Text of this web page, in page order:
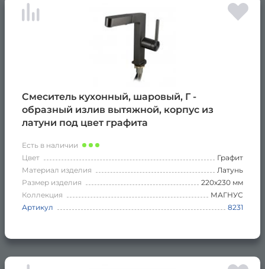
Смеситель кухонный, шаровый, Г -
образный излив вытяжной, корпус из
латуни под цвет графита
Есть в наличии
Цвет
Графит
Материал изделия
Латунь
Размер изделия
220х230 мм
Коллекция
МАГНУС
Артикул
8231